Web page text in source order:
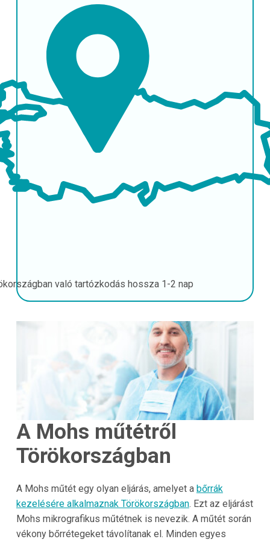
való tartózkodás hossza 1-2 nap
A Mohs műtétről
Törökországban
A Mohs műtét egy olyan eljárás, amelyet a bőrrák
kezelésére alkalmaznak Törökországban. Ezt az eljárást
Mohs mikrografikus műtétnek is nevezik. A műtét során
vékony bőrrétegeket távolítanak el. Minden egyes